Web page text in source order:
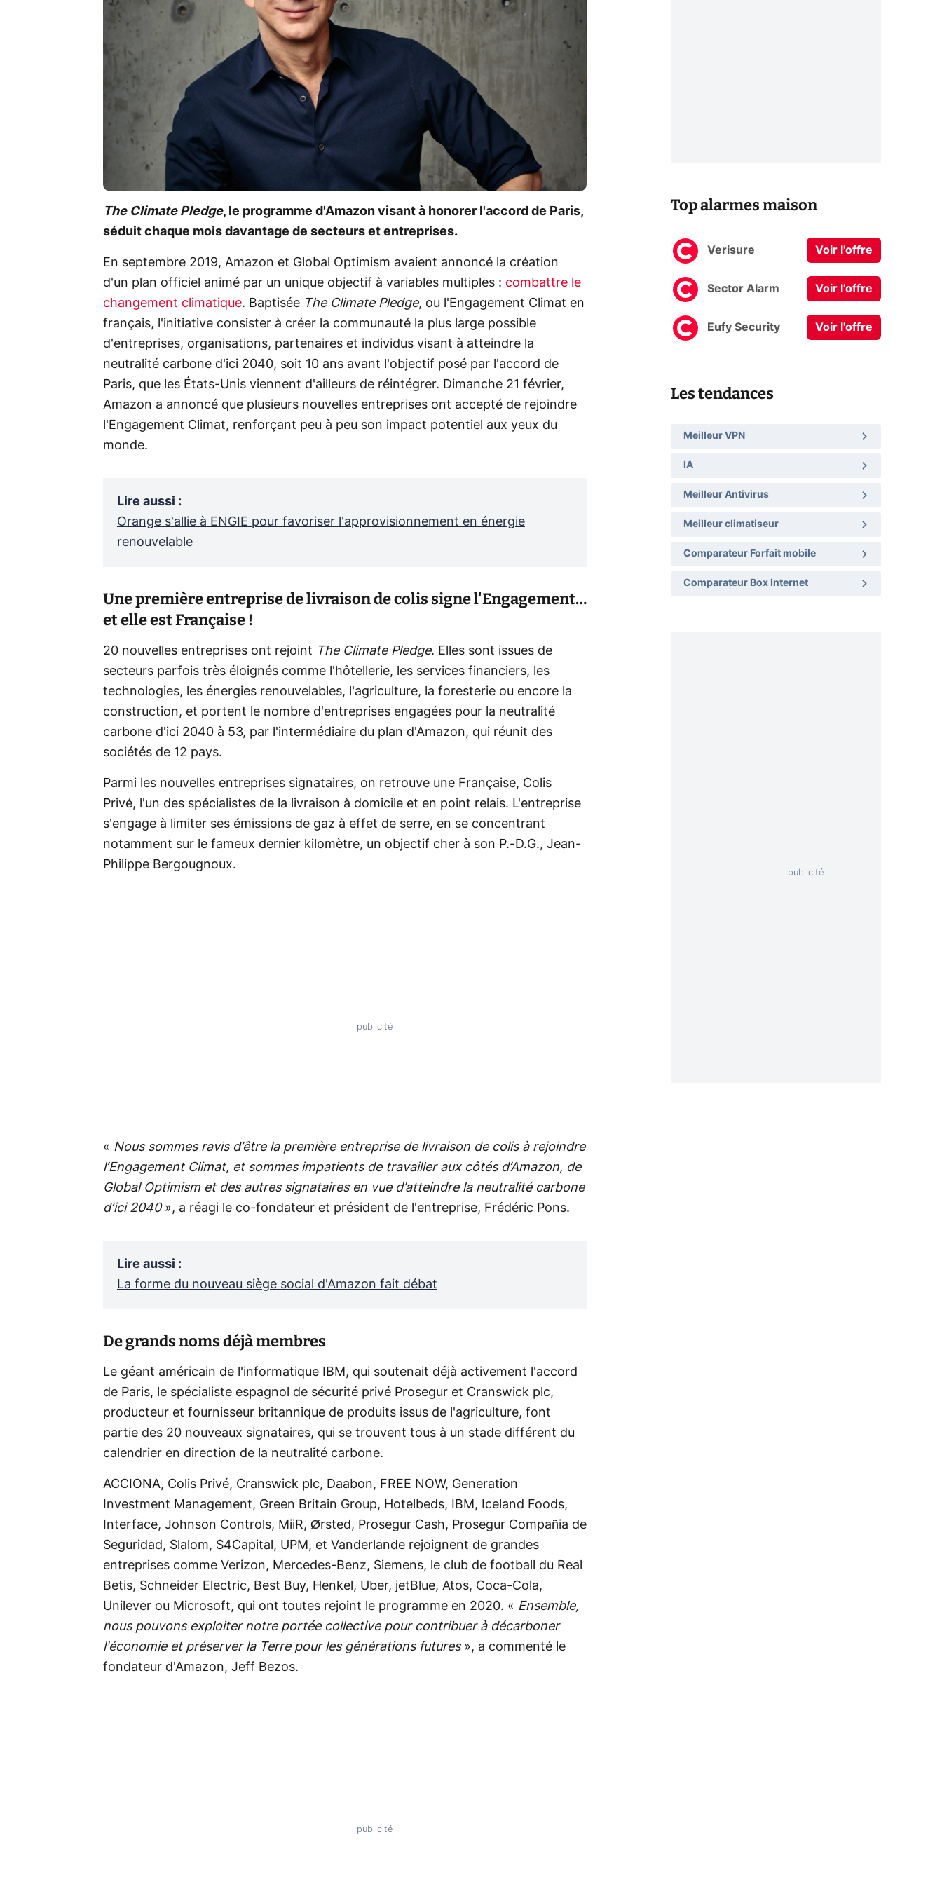
The Climate Pledge, le programme d'Amazon visant à honorer l'accord de Paris,
séduit chaque mois davantage de secteurs et entreprises.
En septembre 2019, Amazon et Global Optimism avaient annoncé la création
d'un plan officiel animé par un unique objectif à variables multiples : combattre le
changement climatique. Baptisée The Climate Pledge, ou l'Engagement Climat en
français, l'initiative consister à créer la communauté la plus large possible
d'entreprises, organisations, partenaires et individus visant à atteindre la
neutralité carbone d'ici 2040, soit 10 ans avant l'objectif posé par l'accord de
Paris, que les États-Unis viennent d'ailleurs de réintégrer. Dimanche 21 février,
Amazon a annoncé que plusieurs nouvelles entreprises ont accepté de rejoindre
l'Engagement Climat, renforçant peu à peu son impact potentiel aux yeux du
monde.
Lire aussi :
Orange s'allie à ENGIE pour favoriser l'approvisionnement en énergie
renouvelable
Une première entreprise de livraison de colis signe l'Engagement…
et elle est Française !
20 nouvelles entreprises ont rejoint The Climate Pledge. Elles sont issues de
secteurs parfois très éloignés comme l'hôtellerie, les services financiers, les
technologies, les énergies renouvelables, l'agriculture, la foresterie ou encore la
construction, et portent le nombre d'entreprises engagées pour la neutralité
carbone d'ici 2040 à 53, par l'intermédiaire du plan d'Amazon, qui réunit des
sociétés de 12 pays.
Parmi les nouvelles entreprises signataires, on retrouve une Française, Colis
Privé, l'un des spécialistes de la livraison à domicile et en point relais. L'entreprise
s'engage à limiter ses émissions de gaz à effet de serre, en se concentrant
notamment sur le fameux dernier kilomètre, un objectif cher à son P.-D.G., Jean-
Philippe Bergougnoux.
« Nous sommes ravis d’être la première entreprise de livraison de colis à rejoindre
l’Engagement Climat, et sommes impatients de travailler aux côtés d’Amazon, de
Global Optimism et des autres signataires en vue d’atteindre la neutralité carbone
d’ici 2040 », a réagi le co-fondateur et président de l'entreprise, Frédéric Pons.
Lire aussi :
La forme du nouveau siège social d'Amazon fait débat
De grands noms déjà membres
Le géant américain de l'informatique IBM, qui soutenait déjà activement l'accord
de Paris, le spécialiste espagnol de sécurité privé Prosegur et Cranswick plc,
producteur et fournisseur britannique de produits issus de l'agriculture, font
partie des 20 nouveaux signataires, qui se trouvent tous à un stade différent du
calendrier en direction de la neutralité carbone.
ACCIONA, Colis Privé, Cranswick plc, Daabon, FREE NOW, Generation
Investment Management, Green Britain Group, Hotelbeds, IBM, Iceland Foods,
Interface, Johnson Controls, MiiR, Ørsted, Prosegur Cash, Prosegur Compañia de
Seguridad, Slalom, S4Capital, UPM, et Vanderlande rejoignent de grandes
entreprises comme Verizon, Mercedes-Benz, Siemens, le club de football du Real
Betis, Schneider Electric, Best Buy, Henkel, Uber, jetBlue, Atos, Coca-Cola,
Unilever ou Microsoft, qui ont toutes rejoint le programme en 2020. « Ensemble,
nous pouvons exploiter notre portée collective pour contribuer à décarboner
l'économie et préserver la Terre pour les générations futures », a commenté le
fondateur d'Amazon, Jeff Bezos.
Top alarmes maison
Verisure Voir l'offre
Sector Alarm Voir l'offre
Eufy Security Voir l'offre
Les tendances
Meilleur VPN
IA
Meilleur Antivirus
Meilleur climatiseur
Comparateur Forfait mobile
Comparateur Box Internet